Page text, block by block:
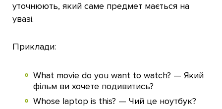
уточнюють, який саме предмет мається на
увазі.
Приклади:
What movie do you want to watch? — Який
фільм ви хочете подивитись?
Whose laptop is this? — Чий це ноутбук?